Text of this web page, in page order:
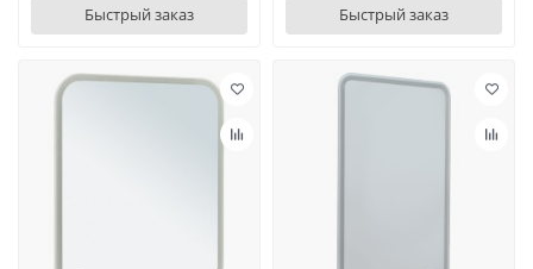
Быстрый заказ Быстрый заказ